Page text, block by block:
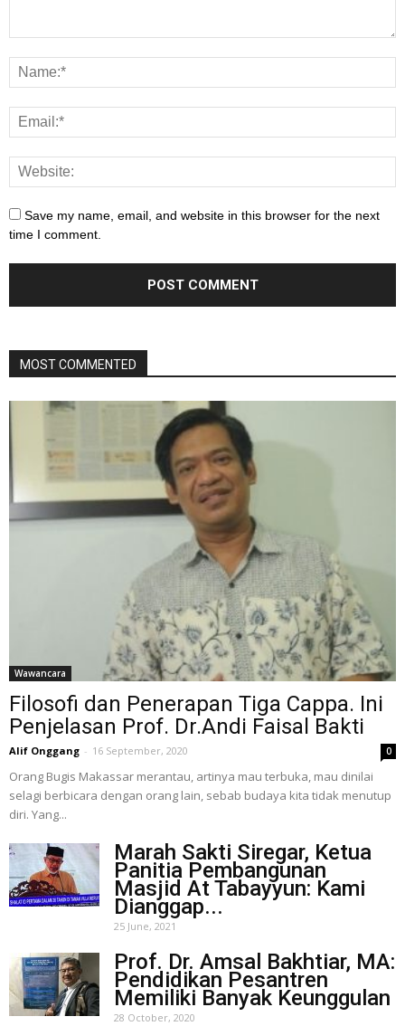
Save my name, email, and website in this browser for the next
time I comment.
MOST COMMENTED
Wawancara
Filosofi dan Penerapan Tiga Cappa. Ini
Penjelasan Prof. Dr.Andi Faisal Bakti
Alif Onggang - 16 September, 2020 0
Orang Bugis Makassar merantau, artinya mau terbuka, mau dinilai
selagi berbicara dengan orang lain, sebab budaya kita tidak menutup
diri. Yang...
Marah Sakti Siregar, Ketua
Panitia Pembangunan
Masjid At Tabayyun: Kami
Dianggap...
25 June, 2021
Prof. Dr. Amsal Bakhtiar, MA:
Pendidikan Pesantren
Memiliki Banyak Keunggulan
28 October, 2020